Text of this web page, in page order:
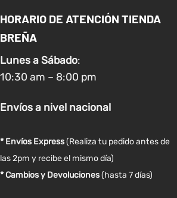
HORARIO DE ATENCIÓN TIENDA
BREÑA
Lunes a Sábado:
10:30 am – 8:00 pm
Envíosa nivel nacional
* Envíos Express(Realiza tu pedido antes de
las 2pm y recibe el mismo día)
* Cambios y Devoluciones (hasta 7 días)